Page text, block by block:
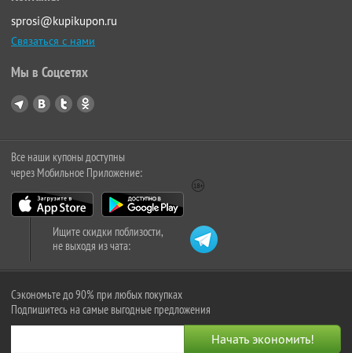
sprosi@kupikupon.ru
Связаться с нами
Мы в Соцсетях
Все наши купоны доступны
через Мобильное Приложение:
Ищите скидки поблизости,
не выходя из чата:
Сэкономьте до 90% при любых покупках
Подпишитесь на самые выгодные предложения